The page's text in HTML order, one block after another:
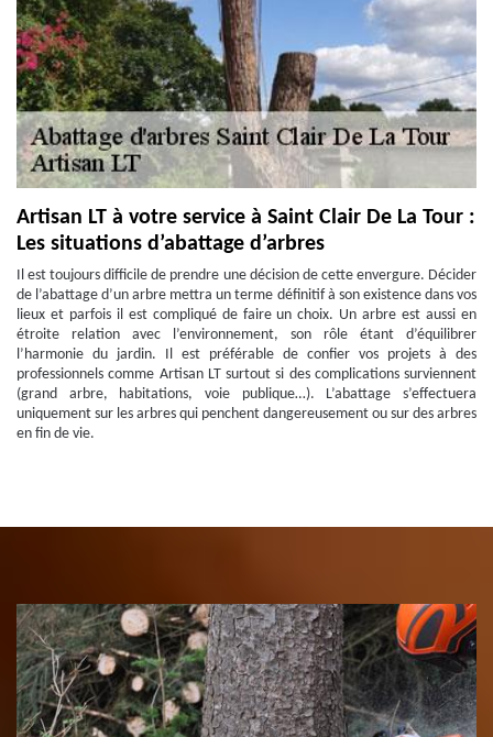
Artisan LT à votre service à Saint Clair De La Tour :
Les situations d’abattage d’arbres
Il est toujours difficile de prendre une décision de cette envergure. Décider
de l’abattage d’un arbre mettra un terme définitif à son existence dans vos
lieux et parfois il est compliqué de faire un choix. Un arbre est aussi en
étroite relation avec l’environnement, son rôle étant d’équilibrer
l’harmonie du jardin. Il est préférable de confier vos projets à des
professionnels comme Artisan LT surtout si des complications surviennent
(grand arbre, habitations, voie publique…). L’abattage s’effectuera
uniquement sur les arbres qui penchent dangereusement ou sur des arbres
en fin de vie.